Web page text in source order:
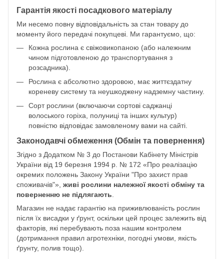
Гарантія якості посадкового матеріалу
Ми несемо повну відповідальність за стан товару до
моменту його передачі покупцеві. Ми гарантуємо, що:
Кожна рослина є свіжовикопаною (або належним
чином підготовленою до транспортування з
розсадника).
Рослина є абсолютно здоровою, має життєздатну
кореневу систему та неушкоджену надземну частину.
Сорт рослини (включаючи сортові саджанці
волоського горіха, полуниці та інших культур)
повністю відповідає замовленому вами на сайті.
Законодавчі обмеження (Обмін та повернення)
Згідно з Додатком № 3 до Постанови Кабінету Міністрів
України від 19 березня 1994 р. № 172 «Про реалізацію
окремих положень Закону України "Про захист прав
споживачів"», живі рослини належної якості обміну та
поверненню не підлягають
Магазин не надає гарантію на приживлюваність рослин
після їх висадки у ґрунт, оскільки цей процес залежить від
факторів, які перебувають поза нашим контролем
(дотримання правил агротехніки, погодні умови, якість
ґрунту, полив тощо).